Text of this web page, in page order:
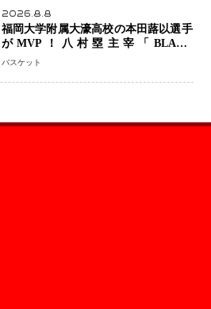
2026.8.8
福岡大学附属大濠高校の本田蕗以選手
がMVP！八村塁主宰「BLACK
SAMURAI SUMMIT 2026」で存在
なった」
バスケット